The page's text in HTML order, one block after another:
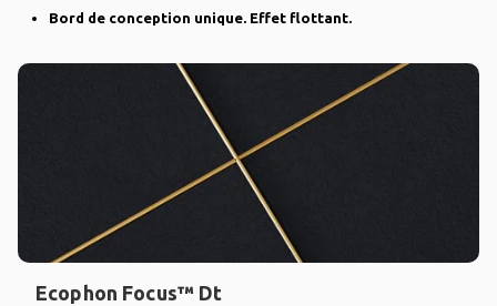
Bord de conception unique. Effet flottant.
Ecophon Focus™ Dt